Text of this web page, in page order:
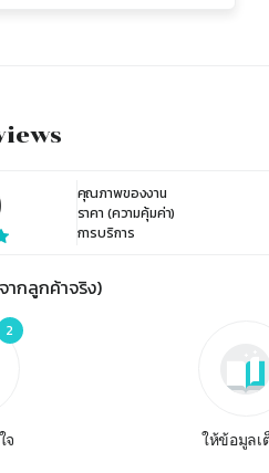
คุณภาพของงาน
ราคา (ความคุ้มค่า)
การบริการ
ากลูกค้าจริง)
2
จ ให้ข้อมูลเ